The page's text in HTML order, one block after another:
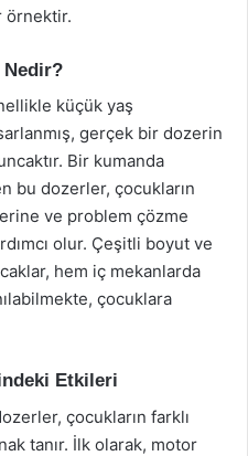
örnektir.
Nedir?
küçük yaş
gerçek bir dozerin
Bir kumanda
bu dozerler, çocukların
ve problem çözme
olur. Çeşitli boyut ve
hem iç mekanlarda
çocuklara
Etkileri
çocukların farklı
tanır. İlk olarak, motor